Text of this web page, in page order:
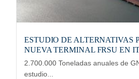
ESTUDIO DE ALTERNATIVAS
NUEVA TERMINAL FRSU EN
2.700.000 Toneladas anuales de
estudio...